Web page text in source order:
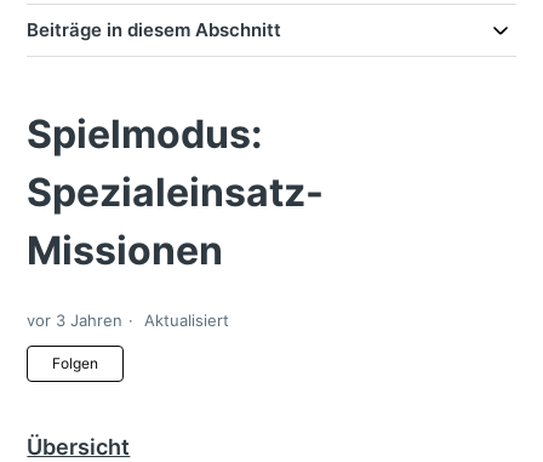
Beiträge in diesem Abschnitt
Spielmodus:
Spezialeinsatz-
Missionen
vor 3 Jahren Aktualisiert
Folgen
Übersicht